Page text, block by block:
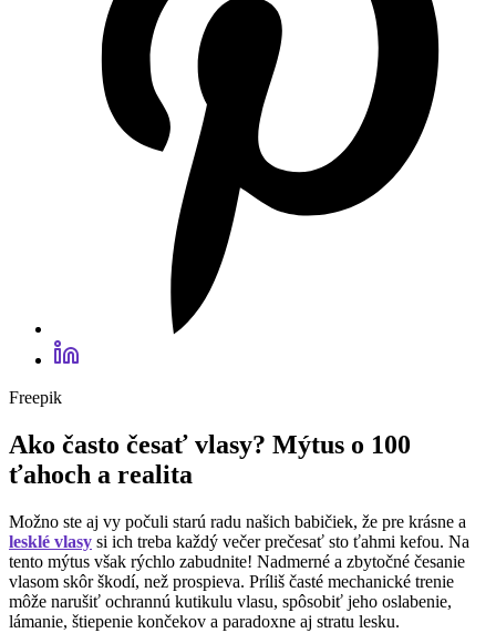
Freepik
Ako často česať vlasy? Mýtus o 100
ťahoch a realita
Možno ste aj vy počuli starú radu našich babičiek, že pre krásne a
lesklé vlasy si ich treba každý večer prečesať sto ťahmi kefou. Na
tento mýtus však rýchlo zabudnite! Nadmerné a zbytočné česanie
vlasom skôr škodí, než prospieva. Príliš časté mechanické trenie
môže narušiť ochrannú kutikulu vlasu, spôsobiť jeho oslabenie,
lámanie, štiepenie končekov a paradoxne aj stratu lesku.